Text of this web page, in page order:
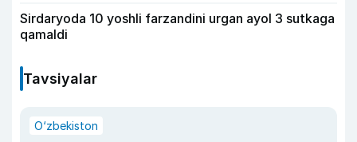
Sirdaryoda 10 yoshli farzandini urgan ayol 3 sutkaga
qamaldi
Tavsiyalar
O‘zbekiston